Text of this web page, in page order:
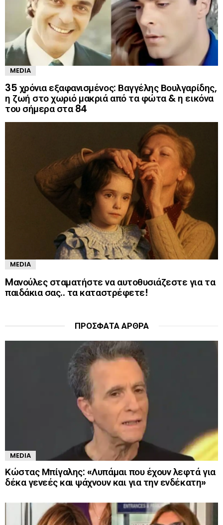
MEDIA
35 χρόνια εξαφανισμένος: Βαγγέλης Βουλγαρίδης,
η ζωή στο χωριό μακριά από τα φώτα & η εικόνα
του σήμερα στα 84
MEDIA
Mανούλες σταματήστε να αυτοθυσιάζεστε για τα
παιδάκια σας.. τα καταστρέφετε!
ΠΡΌΣΦΑΤΑ ΆΡΘΡΑ
MEDIA
Κώστας Μπίγαλης: «Λυπάμαι που έχουν λεφτά για
δέκα γενεές και ψάχνουν και για την ενδέκατη»